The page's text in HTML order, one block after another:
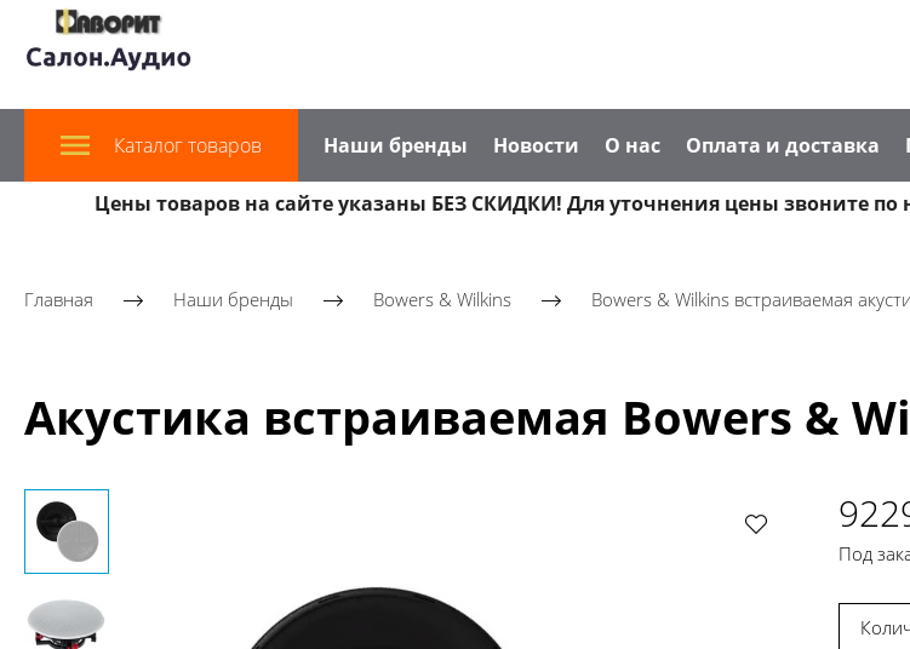
Каталог товаров Наши бренды Новости О нас Оплата и доставка
Цены товаров на сайте указаны БЕЗ СКИДКИ! Для уточнения цены звоните по
Главная Наши бренды Bowers & Wilkins Bowers & Wilkins встраиваемая
Акустика встраиваемая Bowers &
Под